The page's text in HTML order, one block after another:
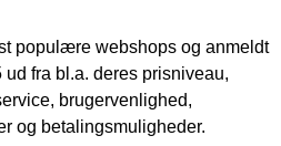
populære webshops og anmeldt
fra bl.a. deres prisniveau,
brugervenlighed,
og betalingsmuligheder.